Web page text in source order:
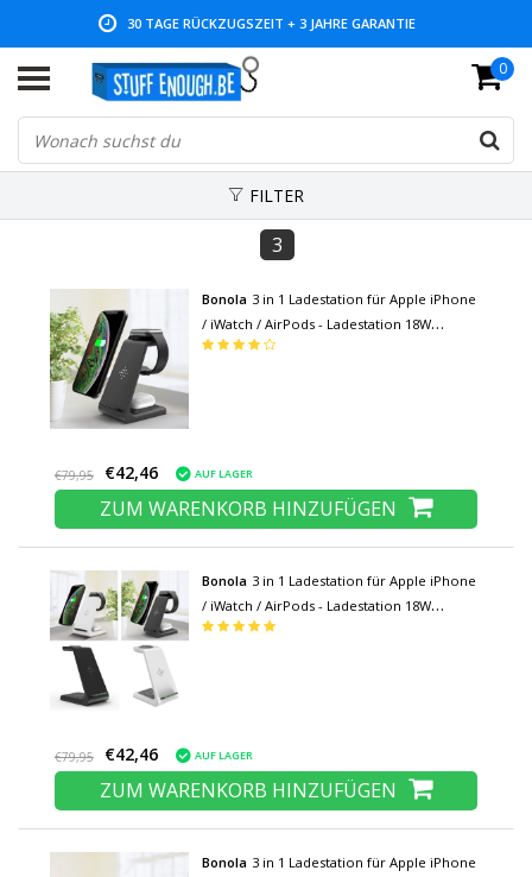
30 TAGE RÜCKZUGSZEIT + 3 JAHRE GARANTIE
NIEDRIGE PREISE UND GROSSE AUSWAHL 0
FILTER
3
Bonola 3 in 1 Ladestation für Apple iPhone
/ iWatch / AirPods - Ladestation 18W
Wireless Pad Schwarz
€79,95 €42,46 AUF LAGER
ZUM WARENKORB HINZUFÜGEN
Bonola 3 in 1 Ladestation für Apple iPhone
/ iWatch / AirPods - Ladestation 18W
Wireless Pad Schwarz / Weiß
€79,95 €42,46 AUF LAGER
ZUM WARENKORB HINZUFÜGEN
Bonola 3 in 1 Ladestation für Apple iPhone